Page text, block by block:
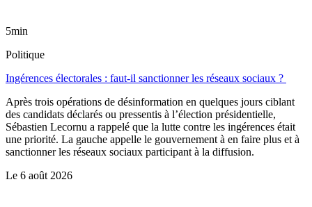
5min
Politique
Ingérences électorales : faut-il sanctionner les réseaux sociaux ?
Après trois opérations de désinformation en quelques jours ciblant
des candidats déclarés ou pressentis à l’élection présidentielle,
Sébastien Lecornu a rappelé que la lutte contre les ingérences était
une priorité. La gauche appelle le gouvernement à en faire plus et à
sanctionner les réseaux sociaux participant à la diffusion.
Le 6 août 2026